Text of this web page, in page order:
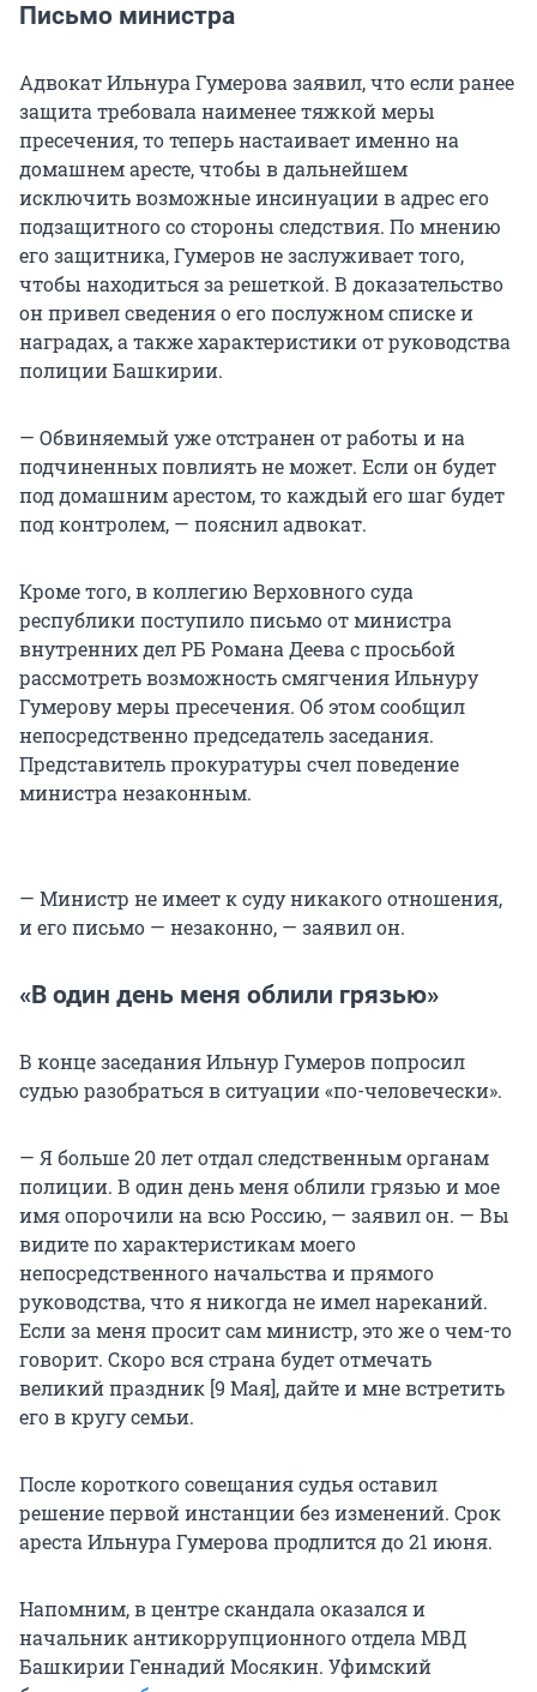
Письмо министра
Адвокат Ильнура Гумерова заявил, что если ранее
защита требовала наименее тяжкой меры
пресечения, то теперь настаивает именно на
домашнем аресте, чтобы в дальнейшем
исключить возможные инсинуации в адрес его
подзащитного со стороны следствия. По мнению
его защитника, Гумеров не заслуживает того,
чтобы находиться за решеткой. В доказательство
он привел сведения о его послужном списке и
наградах, а также характеристики от руководства
полиции Башкирии.
— Обвиняемый уже отстранен от работы и на
подчиненных повлиять не может. Если он будет
под домашним арестом, то каждый его шаг будет
под контролем, — пояснил адвокат.
Кроме того, в коллегию Верховного суда
республики поступило письмо от министра
внутренних дел РБ Романа Деева с просьбой
рассмотреть возможность смягчения Ильнуру
Гумерову меры пресечения. Об этом сообщил
непосредственно председатель заседания.
Представитель прокуратуры счел поведение
министра незаконным.
— Министр не имеет к суду никакого отношения,
и его письмо — незаконно, — заявил он.
«В один день меня облили грязью»
В конце заседания Ильнур Гумеров попросил
судью разобраться в ситуации «по-человечески».
— Я больше 20 лет отдал следственным органам
полиции. В один день меня облили грязью и мое
имя опорочили на всю Россию, — заявил он. — Вы
видите по характеристикам моего
непосредственного начальства и прямого
руководства, что я никогда не имел нареканий.
Если за меня просит сам министр, это же о чем-то
говорит. Скоро вся страна будет отмечать
великий праздник [9 Мая], дайте и мне встретить
его в кругу семьи.
После короткого совещания судья оставил
решение первой инстанции без изменений. Срок
ареста Ильнура Гумерова продлится до 21 июня.
Напомним, в центре скандала оказался и
начальник антикоррупционного отдела МВД
Башкирии Геннадий Мосякин. Уфимский